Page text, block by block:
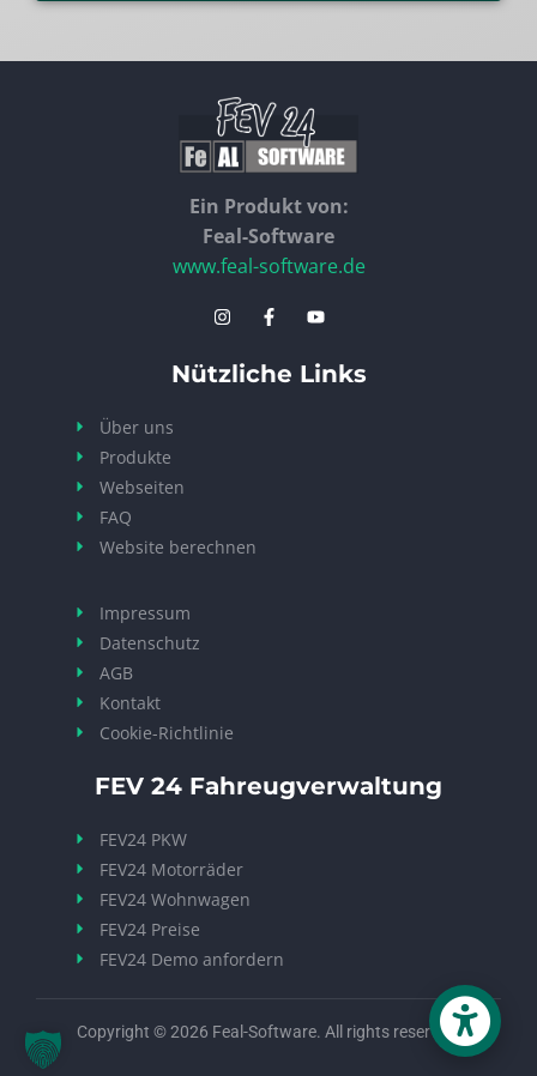
Ein Produkt von:
Feal-Software
www.feal-software.de
Nützliche Links
Über uns
Produkte
Webseiten
FAQ
Website berechnen
Impressum
Datenschutz
AGB
Kontakt
Cookie-Richtlinie
FEV 24 Fahreugverwaltung
FEV24 PKW
FEV24 Motorräder
FEV24 Wohnwagen
FEV24 Preise
FEV24 Demo anfordern
Copyright © 2026 Feal-Software. All rights reserved.